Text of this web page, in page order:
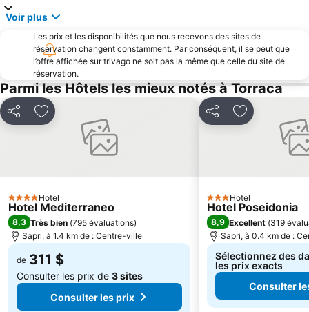
Voir plus
Les prix et les disponibilités que nous recevons des sites de
réservation changent constamment. Par conséquent, il se peut que
l’offre affichée sur trivago ne soit pas la même que celle du site de
réservation.
Parmi les Hôtels les mieux notés à Torraca
PartagerAjouter à mes favoris
4 ÉtoilesHotel
Hotel Mediterraneo
8,3 Très bien (795 évaluations)
Sapri, à 1.4 km de : Centre-ville
de 311 $
Consulter les prix de 3 sites
Consulter les prix
PartagerAjouter à
3 Étoiles
Hotel
Hotel Poseidonia
8,9 Excellent (319
Sapri, à 0.4 km de :
Sélectionnez des
les prix exacts
Consulter